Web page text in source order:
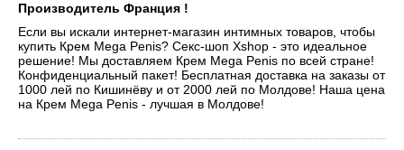
Производитель Франция !
Если вы искали интернет-магазин интимных товаров, чтобы
купить Крем Mega Penis? Секс-шоп Xshop - это идеальное
решение! Мы доставляем Крем Mega Penis по всей стране!
Конфиденциальный пакет! Бесплатная доставка на заказы от
1000 лей по Кишинёву и от 2000 лей по Молдове! Наша цена
на Крем Mega Penis - лучшая в Молдове!